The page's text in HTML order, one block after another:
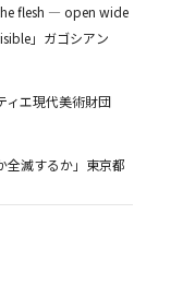
flesh ― open wide
」ガゴシアン
ィエ現代美術財団
全滅するか」東京都